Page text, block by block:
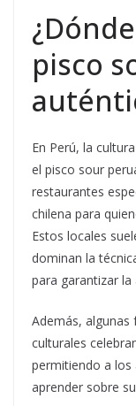
pisco
En Perú, la
el pisco sour
restaurantes
chilena para
Estos locales
dominan la
para garantizar la
Además,
culturales
permitiendo a los
aprender sobre